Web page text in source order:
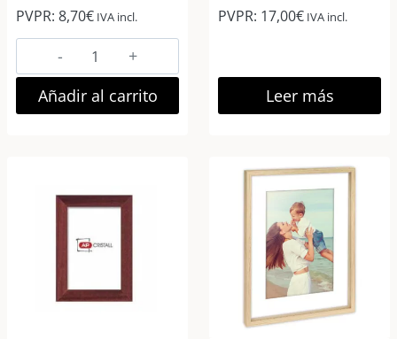
PVPR: 8,70€ IVA incl.
AP
Marco
Fotos
Madera
Pino
Añadir al carrito
PVPR: 17,00€ IVA incl.
Leer más